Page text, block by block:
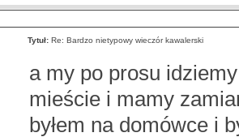
Tytuł: Re: Bardzo nietypowy wieczór kawalerski
a my po prosu
mieście i mamy
byłem na domówce i